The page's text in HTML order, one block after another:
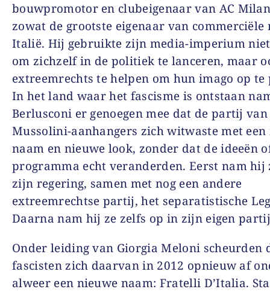
bouwpromotor en clubeigenaar van AC
zowat de grootste eigenaar van commerciële
Italië. Hij gebruikte zijn media-imperium
om zichzelf in de politiek te lanceren, maar
extreemrechts te helpen om hun imago op te
In het land waar het fascisme is ontstaan
Berlusconi er genoegen mee dat de partij
Mussolini-aanhangers zich witwaste met een
naam en nieuwe look, zonder dat de ideeën
programma echt veranderden. Eerst nam hij
zijn regering, samen met nog een andere
extreemrechtse partij, het separatistische
Daarna nam hij ze zelfs op in zijn eigen
Onder leiding van Giorgia Meloni scheurden
fascisten zich daarvan in 2012 opnieuw af
alweer een nieuwe naam: Fratelli D’Italia.